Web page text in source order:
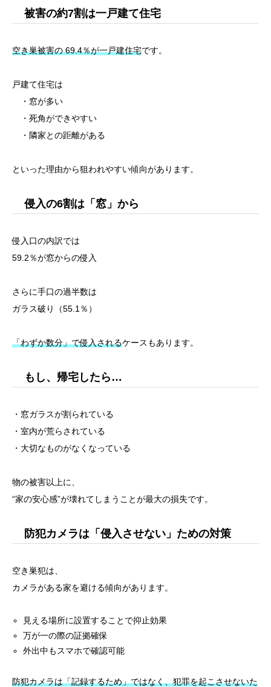
被害の約7割は一戸建て住宅
空き巣被害の 69.4％が一戸建住宅です。
戸建て住宅は
・窓が多い
・死角ができやすい
・隣家との距離がある
といった理由から狙われやすい傾向があります。
侵入の6割は「窓」から
侵入口の内訳では
59.2％が窓からの侵入
さらに手口の過半数は
ガラス破り（55.1％）
「わずか数分」で侵入されるケースもあります。
もし、帰宅したら…
・窓ガラスが割られている
・室内が荒らされている
・大切なものがなくなっている
物の被害以上に、
“家の安心感”が壊れてしまうことが最大の損失です。
防犯カメラは「侵入させない」ための対策
空き巣犯は、
カメラがある家を避ける傾向があります。
見える場所に設置することで抑止効果
万が一の際の証拠確保
外出中もスマホで確認可能
防犯カメラは「記録するため」ではなく、犯罪を起こさせないた